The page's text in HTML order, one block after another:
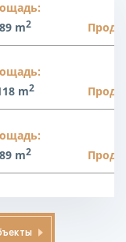
89 m2
m2
89 m2